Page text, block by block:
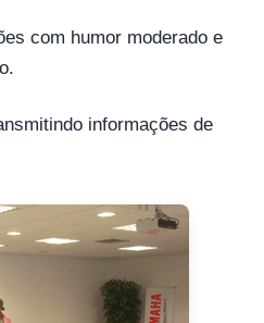
com humor moderado e
informações de